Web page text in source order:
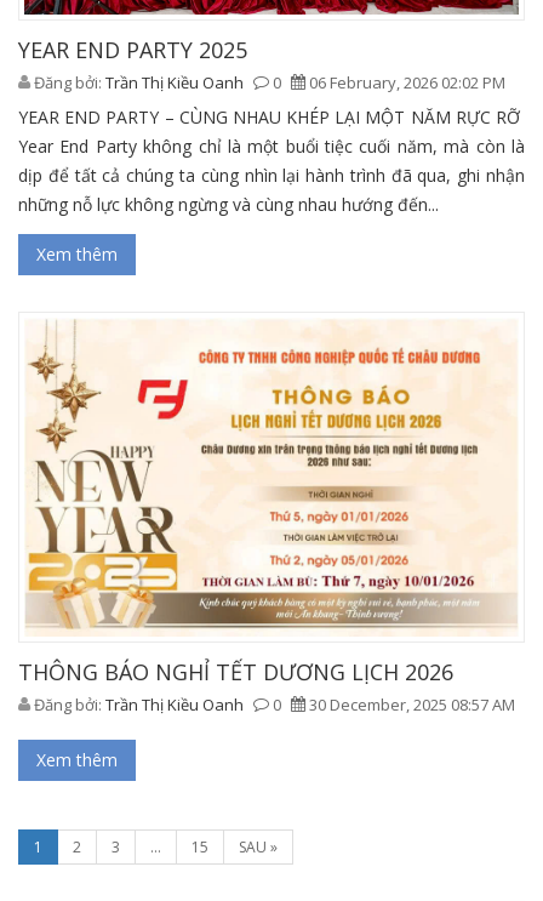
YEAR END PARTY 2025
Đăng bởi: Trần Thị Kiều Oanh 0 06 February, 2026 02:02 PM
YEAR END PARTY – CÙNG NHAU KHÉP LẠI MỘT NĂM RỰC RỠ
Year End Party không chỉ là một buổi tiệc cuối năm, mà còn là
dịp để tất cả chúng ta cùng nhìn lại hành trình đã qua, ghi nhận
những nỗ lực không ngừng và cùng nhau hướng đến...
Xem thêm
THÔNG BÁO NGHỈ TẾT DƯƠNG LỊCH 2026
Đăng bởi: Trần Thị Kiều Oanh 0 30 December, 2025 08:57 AM
Xem thêm
1 2 3 ... 15 SAU »